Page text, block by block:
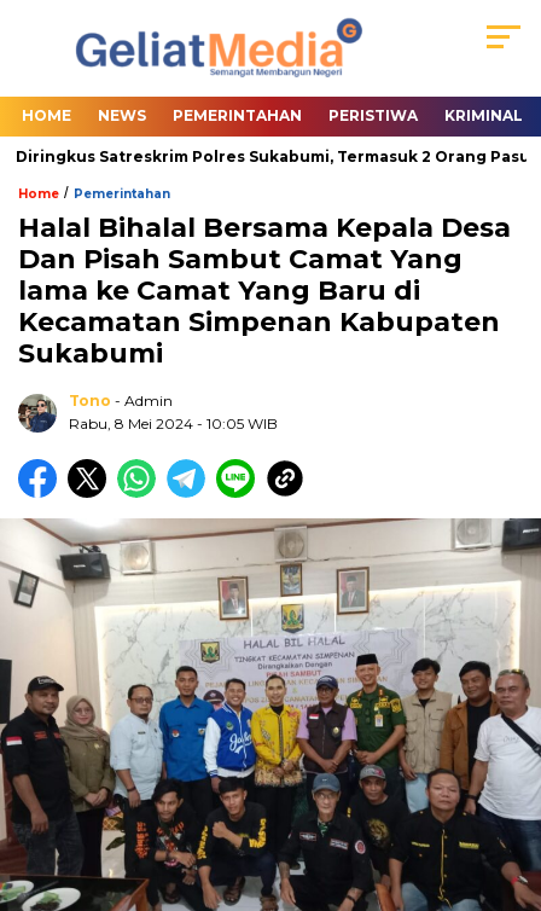
HOME NEWS PEMERINTAHAN PERISTIWA KRIMINAL
Satreskrim Polres Sukabumi, Termasuk 2 Orang Pasutri
Home / Pemerintahan
Halal Bihalal Bersama Kepala Desa
Dan Pisah Sambut Camat Yang
lama ke Camat Yang Baru di
Kecamatan Simpenan Kabupaten
Sukabumi
Tono - Admin
Rabu, 8 Mei 2024 - 10:05 WIB